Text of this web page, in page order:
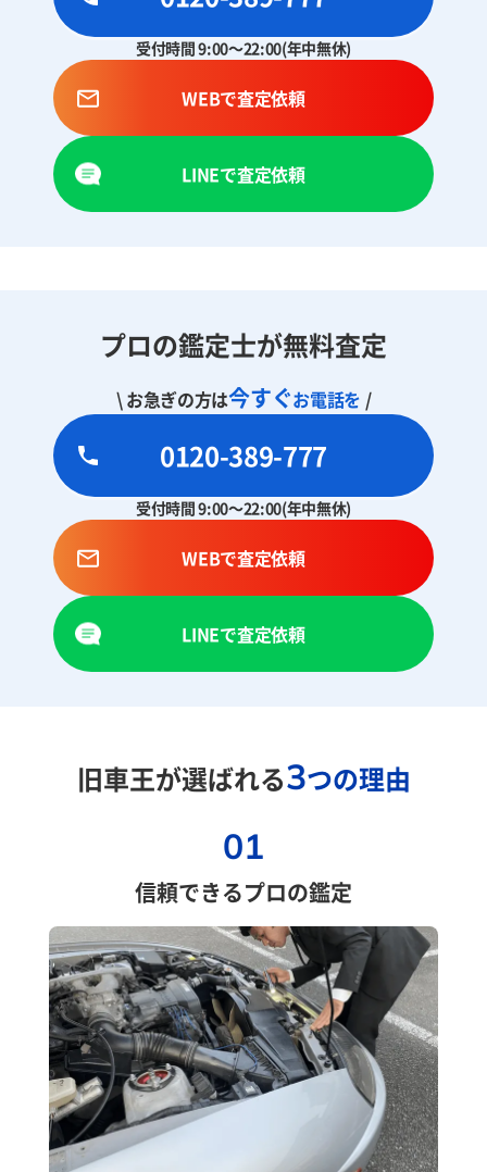
受付時間 9:00～22:00(年中無休)
WEBで査定依頼
LINEで査定依頼
プロの鑑定士が無料査定
\ お急ぎの方は今すぐお電話を /
0120-389-777
受付時間 9:00～22:00(年中無休)
WEBで査定依頼
LINEで査定依頼
旧車王が選ばれる3つの理由
01
信頼できるプロの鑑定